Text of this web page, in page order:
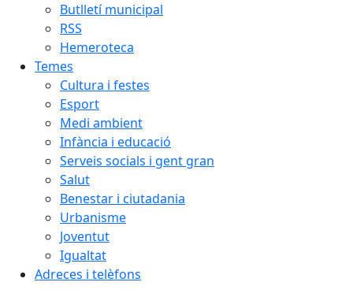
Butlletí municipal
RSS
Hemeroteca
Temes
Cultura i festes
Esport
Medi ambient
Infància i educació
Serveis socials i gent gran
Salut
Benestar i ciutadania
Urbanisme
Joventut
Igualtat
Adreces i telèfons